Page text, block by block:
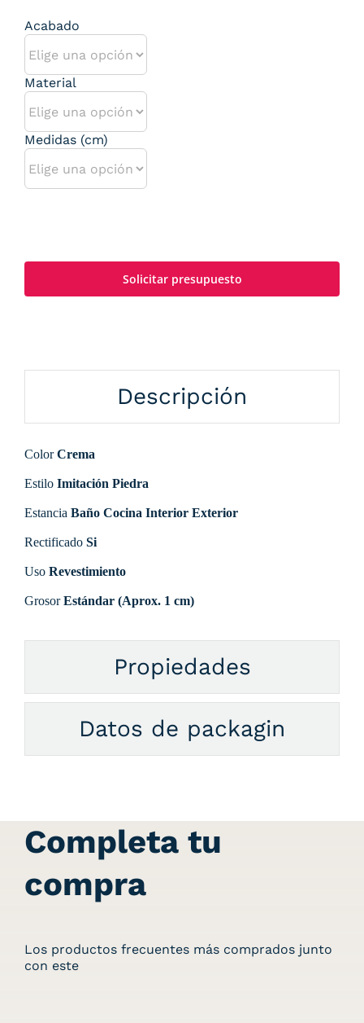
Acabado
Material
Medidas (cm)
Solicitar presupuesto
Descripción
ColorCrema
Estilo Imitación Piedra
Estancia Baño Cocina Interior Exterior
Rectificado Si
Uso Revestimiento
GrosorEstándar (Aprox. 1 cm)
Propiedades
Datos de packagin
Completa tu
compra
Los productos frecuentes más comprados junto
con este